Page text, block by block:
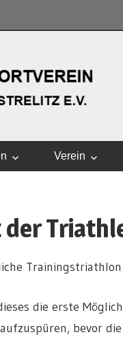
Verein
die erste
bevor